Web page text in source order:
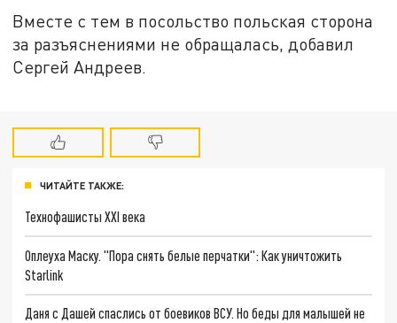
Вместе с тем в посольство польская сторона
за разъяснениями не обращалась, добавил
Сергей Андреев.
ЧИТАЙТЕ ТАКЖЕ:
Технофашисты XXI века
Оплеуха Маску. "Пора снять белые перчатки": Как уничтожить
Starlink
Даня с Дашей спаслись от боевиков ВСУ. Но беды для малышей не